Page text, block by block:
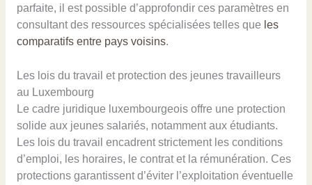
parfaite, il est possible d’approfondir ces paramètres en
consultant des ressources spécialisées telles que les
comparatifs entre pays voisins.
Les lois du travail et protection des jeunes travailleurs
au Luxembourg
Le cadre juridique luxembourgeois offre une protection
solide aux jeunes salariés, notamment aux étudiants.
Les lois du travail encadrent strictement les conditions
d’emploi, les horaires, le contrat et la rémunération. Ces
protections garantissent d’éviter l’exploitation éventuelle